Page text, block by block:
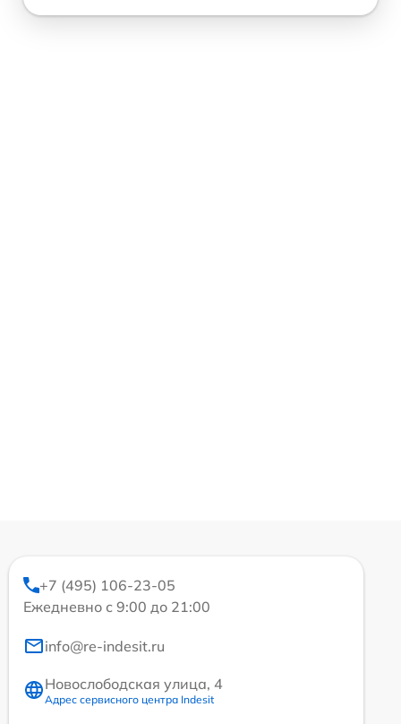
+7 (495) 106-23-05
Ежедневно с 9:00 до 21:00
info@re-indesit.ru
Новослободская улица, 4
Адрес сервисного центра Indesit